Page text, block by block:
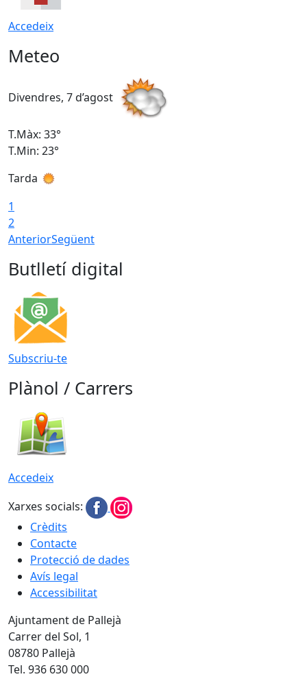
Accedeix
Meteo
Divendres, 7 d’agost
T.Màx: 33°
T.Min: 23°
Tarda
1
2
AnteriorSegüent
Butlletí digital
Subscriu-te
Plànol / Carrers
Accedeix
Xarxes socials:
Crèdits
Contacte
Protecció de dades
Avís legal
Accessibilitat
Ajuntament de Pallejà
Carrer del Sol, 1
08780 Pallejà
Tel. 936 630 000